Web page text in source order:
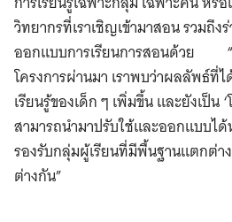
วิทยากรที่เราเชิญเข้ามาสอน รวมถึง
ออกแบบการเรียนการสอนด้วย “
โครงการผ่านมา เราพบว่าผลลัพธ์ที่
เรียนรู้ของเด็ก ๆ เพิ่มขึ้น และยังเป็น ‘
สามารถนำมาปรับใช้และออกแบบไ
รองรับกลุ่มผู้เรียนที่มีพื้นฐานแตกต่า
ต่างกัน”